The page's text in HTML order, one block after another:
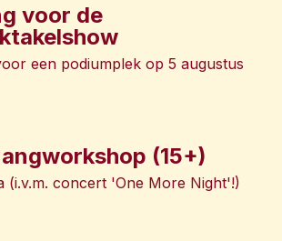
voor de
een podiumplek op 5 augustus
(15+)
(i.v.m. concert 'One More Night'!)